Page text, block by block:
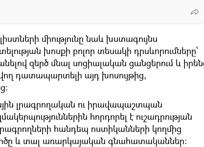
միությունը նաև խստագույնս
խոսքի բոլոր տեսակի դրսևորումները՝
զերծ մնալ սոցիալական ցանցերում և
դատապարտելի այդ խոսույթից,
լրագրողական ու իրավապաշտպան
հորդորել է ուշադրության
հանդեպ ոստիկանների կողմից
և տալ առարկայական գնահատականներ: